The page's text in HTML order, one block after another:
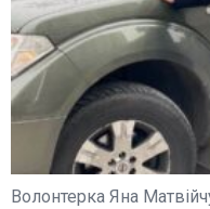
Волонтерка Яна